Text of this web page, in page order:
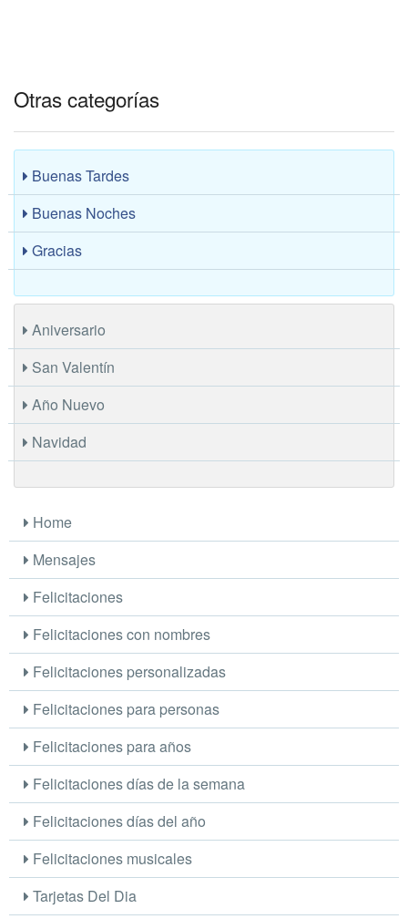
Otras categorías
Buenas Tardes
Buenas Noches
Gracias
Aniversario
San Valentín
Año Nuevo
Navidad
Home
Mensajes
Felicitaciones
Felicitaciones con nombres
Felicitaciones personalizadas
Felicitaciones para personas
Felicitaciones para años
Felicitaciones días de la semana
Felicitaciones días del año
Felicitaciones musicales
Tarjetas Del Dia